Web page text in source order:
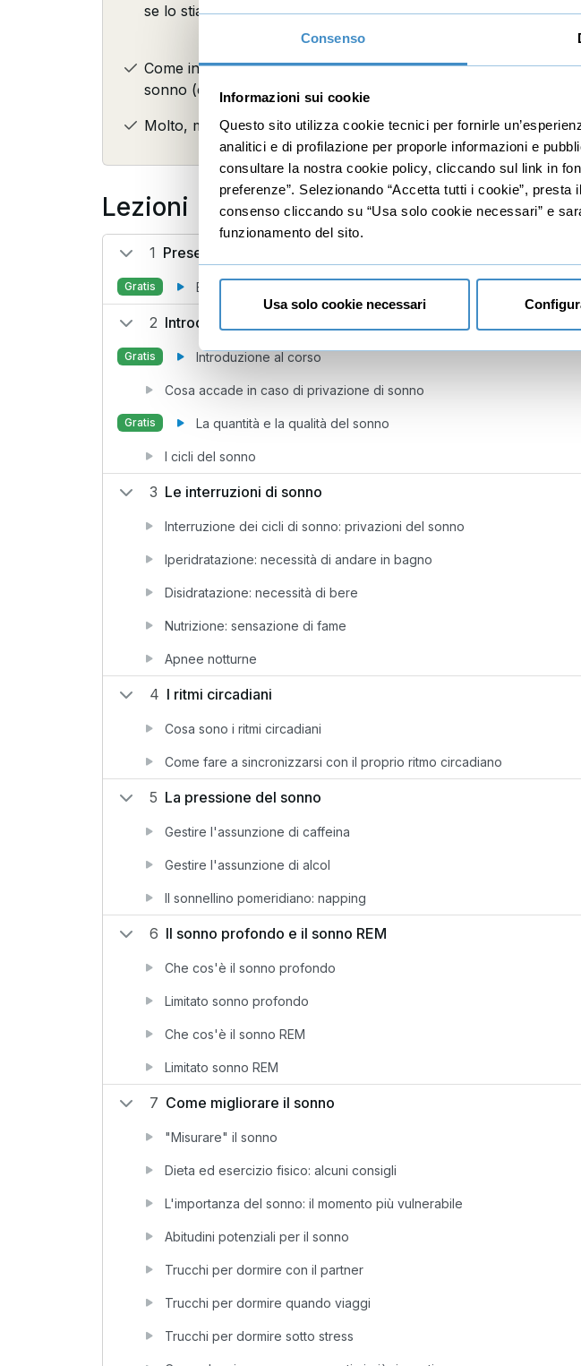
Consenso
Informazioni sui cookie
Questo sito utilizza cookie tecnici per fornirle
analitici e di profilazione per proporle informazioni e
consultare la nostra cookie policy, cliccando sul link in
preferenze”. Selezionando “Accetta tutti i cookie”,
consenso cliccando su “Usa solo cookie necessari” e
funzionamento del sito.
Usa solo cookie necessari
se lo stiamo raggiungendo
tecnologia, e
Come individuare gli ostacoli al buon
sonno (e come rimuoverli)
I 30 motivi per i
Molto, molto altro...
Lezioni
1 Presentazione
Gratis Benvenuto
2 Introduzione
Gratis Introduzione al corso
Cosa accade in caso di privazione di sonno
Gratis La quantità e la qualità del sonno
I cicli del sonno
3 Le interruzioni di sonno
Interruzione dei cicli di sonno: privazioni del sonno
Iperidratazione: necessità di andare in bagno
Disidratazione: necessità di bere
Nutrizione: sensazione di fame
Apnee notturne
4 I ritmi circadiani
Cosa sono i ritmi circadiani
Come fare a sincronizzarsi con il proprio ritmo circadiano
5 La pressione del sonno
Gestire l'assunzione di caffeina
Gestire l'assunzione di alcol
Il sonnellino pomeridiano: napping
6 Il sonno profondo e il sonno REM
Che cos'è il sonno profondo
Limitato sonno profondo
Che cos'è il sonno REM
Limitato sonno REM
7 Come migliorare il sonno
"Misurare" il sonno
Dieta ed esercizio fisico: alcuni consigli
L'importanza del sonno: il momento più vulnerabile
Abitudini potenziali per il sonno
Trucchi per dormire con il partner
Trucchi per dormire quando viaggi
Trucchi per dormire sotto stress